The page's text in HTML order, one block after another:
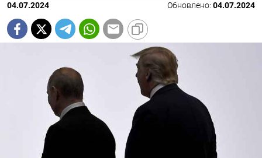
04.07.2024 Обновлено: 04.07.2024